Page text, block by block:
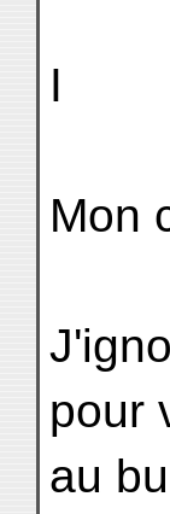
I
Mon
pour
au